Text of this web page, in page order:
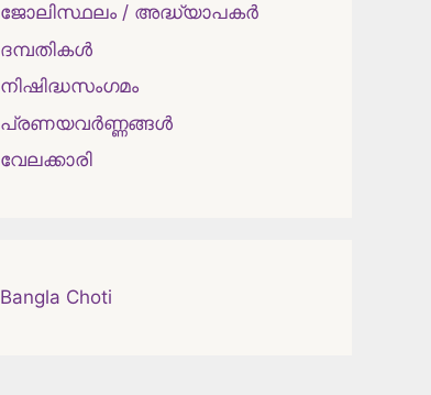
ജോലിസ്ഥലം / അദ്ധ്യാപകർ
ദമ്പതികള്‍
നിഷിദ്ധസംഗമം
പ്രണയവർണ്ണങ്ങൾ
വേലക്കാരി
Bangla Choti